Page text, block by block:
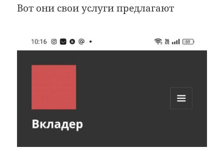
Вот они свои услуги предлагают